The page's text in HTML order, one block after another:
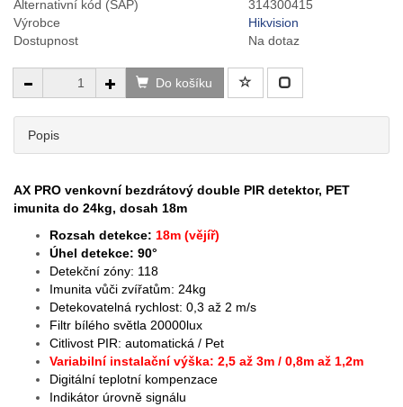
Alternativní kód (SAP)
314300415
Výrobce
Hikvision
Dostupnost
Na dotaz
Do košíku
Popis
AX PRO venkovní bezdrátový double PIR detektor, PET
imunita do 24kg, dosah 18m
Rozsah detekce: 18m (vějíř)
Úhel detekce: 90°
Detekční zóny: 118
Imunita vůči zvířatům: 24kg
Detekovatelná rychlost: 0,3 až 2 m/s
Filtr bílého světla 20000lux
Citlivost PIR: automatická / Pet
Variabilní instalační výška: 2,5 až 3m / 0,8m až 1,2m
Digitální teplotní kompenzace
Indikátor úrovně signálu